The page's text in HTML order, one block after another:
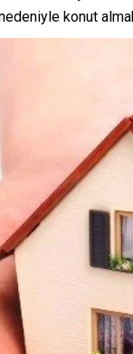
konut